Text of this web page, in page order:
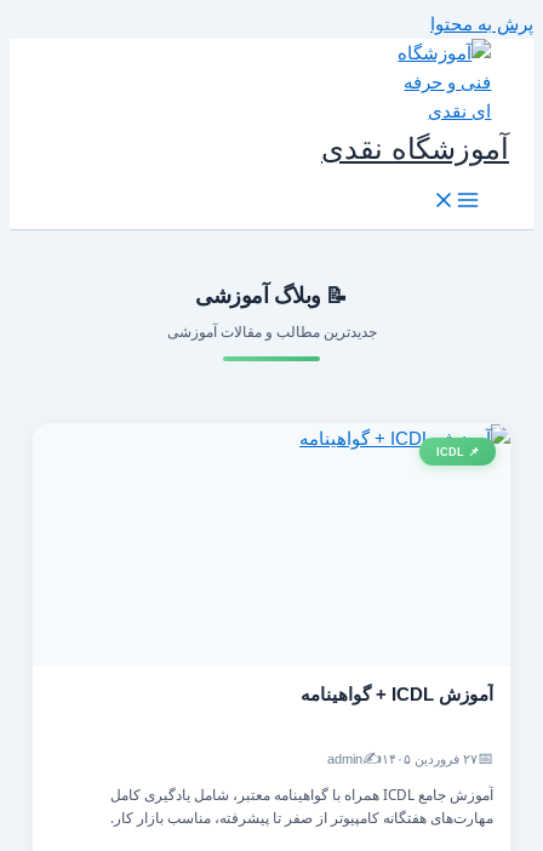
به محتوا
آموزشگاه نقدی
📝 وبلاگ آموزشی
جدیدترین مطالب و مقالات آموزشی
📌 ICDL
آموزش ICDL + گواهینامه
۲۷ فروردین ۱۴۰۵ ✍️
admin
آموزش جامع ICDL همراه با گواهینامه معتبر، شامل یادگیری کامل
مهارت‌های هفتگانه کامپیوتر از صفر تا پیشرفته، مناسب بازار کار.